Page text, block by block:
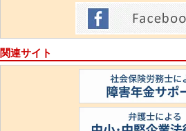
関連サイト